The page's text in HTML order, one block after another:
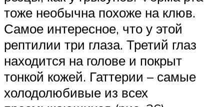
тоже необычна похоже на клюв.
Самое интересное, что у этой
рептилии три глаза. Третий глаз
находится на голове и покрыт
тонкой кожей. Гаттерии – самые
холодолюбивые из всех